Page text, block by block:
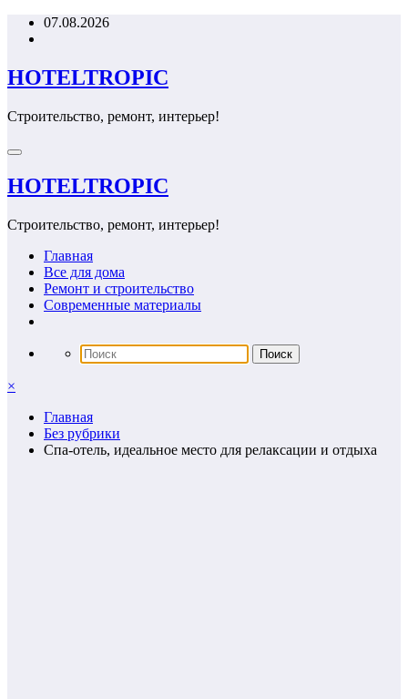
Перейти07.08.2026
HOTELTROPIC
Строительство, ремонт, интерьер!
HOTELTROPIC
Строительство, ремонт, интерьер!
Главная
Все для дома
Ремонт и строительство
Современные материалы
×
Главная
Без рубрики
Спа-отель, идеальное место для релаксации и отдыха